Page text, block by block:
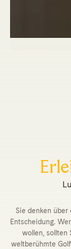
Sie denken
Entscheidung.
wollen, sollten
weltberühmte